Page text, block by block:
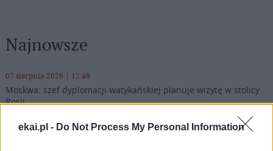
ekai.pl - Do Not Process My Personal Information
Najnowsze
07 sierpnia 2026 | 12:49
Moskwa: szef dyplomacji watykańskiej planuje wizytę w stolicy
Rosji
07 sierpnia 2026 | 12:10